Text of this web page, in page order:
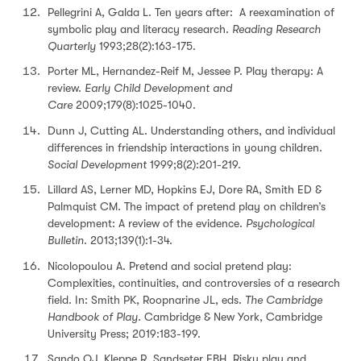
Pellegrini A, Galda L. Ten years after: A reexamination of
symbolic play and literacy research. Reading Research
Quarterly 1993;28(2):163-175.
Porter ML, Hernandez-Reif M, Jessee P. Play therapy: A
review. Early Child Development and
Care 2009;179(8):1025-1040.
Dunn J, Cutting AL. Understanding others, and individual
differences in friendship interactions in young children.
Social Development 1999;8(2):201-219.
Lillard AS, Lerner MD, Hopkins EJ, Dore RA, Smith ED &
Palmquist CM. The impact of pretend play on children’s
development: A review of the evidence. Psychological
Bulletin. 2013;139(1):1-34.
Nicolopoulou A. Pretend and social pretend play:
Complexities, continuities, and controversies of a research
field. In: Smith PK, Roopnarine JL, eds. The Cambridge
Handbook of Play. Cambridge & New York, Cambridge
University Press; 2019:183-199.